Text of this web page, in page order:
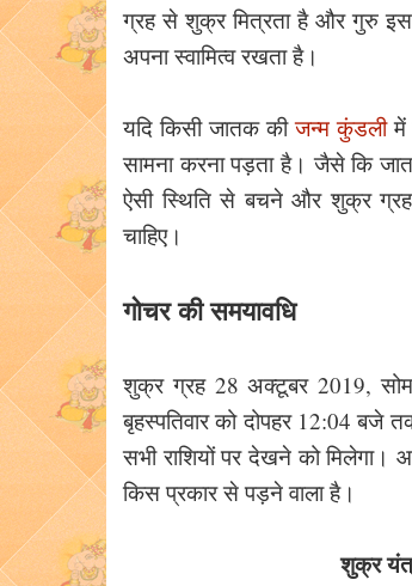
ग्रह से शुक्र मित्रता है और गुरु
अपना स्वामित्व रखता है।
यदि किसी जातक कीजन्म कुंडलीमें
सामना करना पड़ता है। जैसे कि
ऐसी स्थिति से बचने और शुक्र
चाहिए।
गोचर की समयावधि
शुक्र ग्रह 28 अक्टूबर 2019,
बृहस्पतिवार को दोपहर 12:04 बजे
सभी राशियों पर देखने को मिलेगा।
किस प्रकार से पड़ने वाला है।
शुक्र